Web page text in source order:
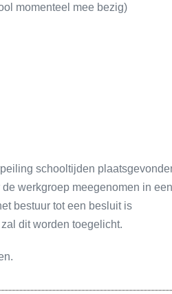
momenteel mee bezig)
schooltijden
werkgroep meegenomen in een
bestuur tot een besluit is
dit worden toegelicht.